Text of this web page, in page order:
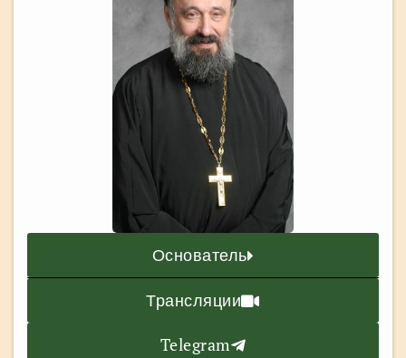
Основатель
Трансляции
Telegram